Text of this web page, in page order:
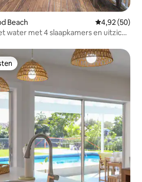
Beach Gemiddelde
4,92 (50)
water met 4 slaapkamers en uitzicht